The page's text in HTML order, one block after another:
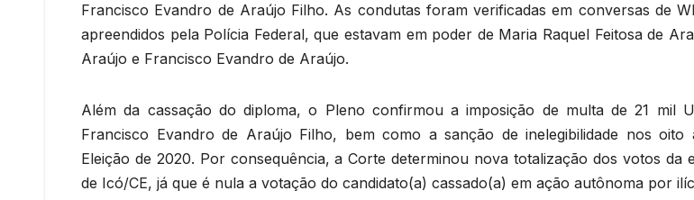
Francisco Evandro de Araújo Filho. As condutas foram verificadas em conversas de
apreendidos pela Polícia Federal, que estavam em poder de Maria Raquel Feitosa de
Araújo e Francisco Evandro de Araújo.
Além da cassação do diploma, o Pleno confirmou a imposição de multa de 21 mil
Francisco Evandro de Araújo Filho, bem como a sanção de inelegibilidade nos oito
Eleição de 2020. Por consequência, a Corte determinou nova totalização dos votos da
de Icó/CE, já que é nula a votação do candidato(a) cassado(a) em ação autônoma por